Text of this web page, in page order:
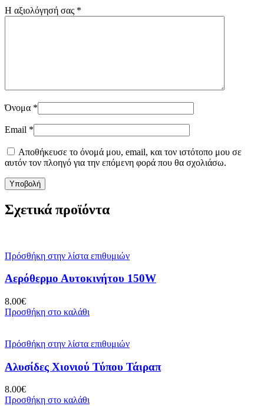
Η αξιολόγησή σας *
Όνομα *
Email *
Αποθήκευσε το όνομά μου, email, και τον ιστότοπο μου σε
αυτόν τον πλοηγό για την επόμενη φορά που θα σχολιάσω.
Σχετικά προϊόντα
Πρόσθήκη στην λίστα επιθυμιών
Αερόθερμο Αυτοκινήτου 150W
8.00€
Προσθήκη στο καλάθι
Πρόσθήκη στην λίστα επιθυμιών
Αλυσίδες Χιονιού Τύπου Τάιραπ
8.00€
Προσθήκη στο καλάθι